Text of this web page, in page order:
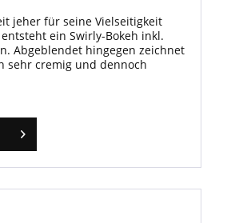
jeher für seine Vielseitigkeit
ein Swirly-Bokeh inkl.
Abgeblendet hingegen zeichnet
sehr cremig und dennoch